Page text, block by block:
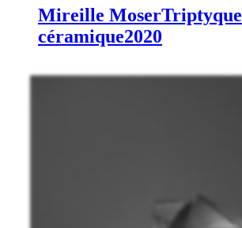
Mireille MoserTriptyque
céramique2020